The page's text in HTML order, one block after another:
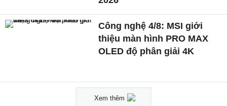
Công nghệ 4/8: MSI giới
thiệu màn hình PRO MAX
OLED độ phân giải 4K
Xem thêm